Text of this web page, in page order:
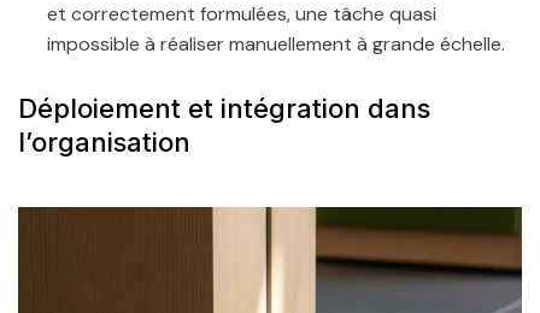
et correctement formulées, une tâche quasi
impossible à réaliser manuellement à grande échelle.
Déploiement et intégration dans
l’organisation